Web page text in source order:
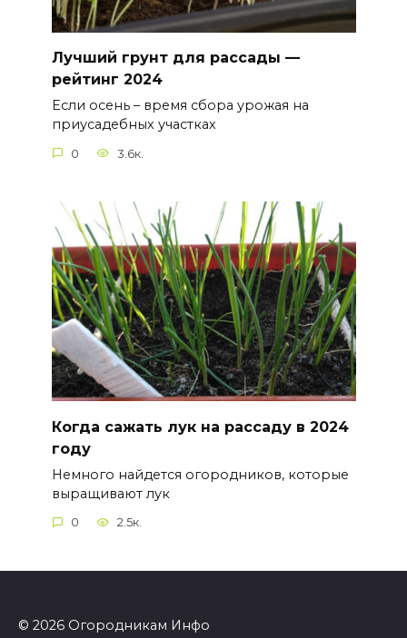
Лучший грунт для рассады —
рейтинг 2024
Если осень – время сбора урожая на
приусадебных участках
0 3.6к.
Когда сажать лук на рассаду в 2024
году
Немного найдется огородников, которые
выращивают лук
0 2.5к.
© 2026 Огородникам Инфо